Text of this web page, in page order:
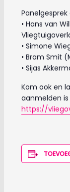
Panelgesprek
• Hans van
• Simone
• Bram Smit
• Sijas
Kom ook en
aanmelden is
https://